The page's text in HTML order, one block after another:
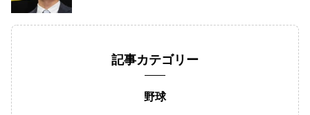
記事カテゴリー
野球